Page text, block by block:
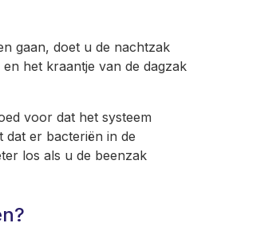
gaan, doet u de nachtzak
het kraantje van de dagzak
voor dat het systeem
dat er bacteriën in de
los als u de beenzak